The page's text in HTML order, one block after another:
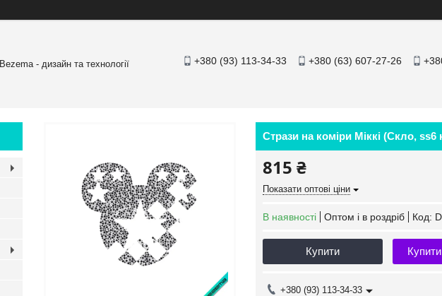
Bezema - дизайн та технології +380 (93) 113-34-33 +380 (63) 607-27-26
Стрази на коміри Міккі (Скло,
815 ₴
Показати оптові ціни
В наявності Оптом і в роздріб Код:
Купити
+380 (93) 113-34-33